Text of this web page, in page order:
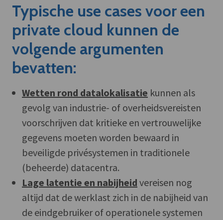
Typische use cases voor een
private cloud kunnen de
volgende argumenten
bevatten:
Wetten rond datalokalisatie kunnen als
gevolg van industrie- of overheidsvereisten
voorschrijven dat kritieke en vertrouwelijke
gegevens moeten worden bewaard in
beveiligde privésystemen in traditionele
(beheerde) datacentra.
Lage latentie en nabijheid vereisen nog
altijd dat de werklast zich in de nabijheid van
de eindgebruiker of operationele systemen